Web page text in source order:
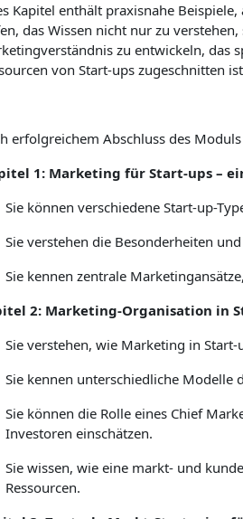
Kapitel enthält praxisnahe
das Wissen nicht nur zu
zu entwickeln, das
von Start-ups zugeschnitten
erfolgreichem Abschluss des Moduls
1: Marketing für Start-ups –
Sie können verschiedene Start-up-
Sie verstehen die Besonderheiten
Sie kennen zentrale
2: Marketing-Organisation in
Sie verstehen, wie Marketing in
Sie kennen unterschiedliche
Sie können die Rolle eines Chief
Investoren einschätzen.
Sie wissen, wie eine markt- und
Ressourcen.